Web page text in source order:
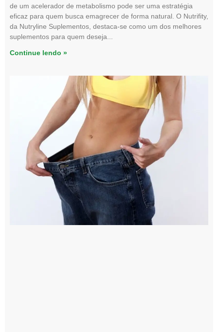
de um acelerador de metabolismo pode ser uma estratégia
eficaz para quem busca emagrecer de forma natural. O Nutrifity,
da Nutryline Suplementos, destaca-se como um dos melhores
suplementos para quem deseja
Continue lendo »